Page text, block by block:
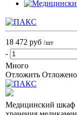
18 472 руб /шт
-
Много
Отложить Отложено
Медицинский